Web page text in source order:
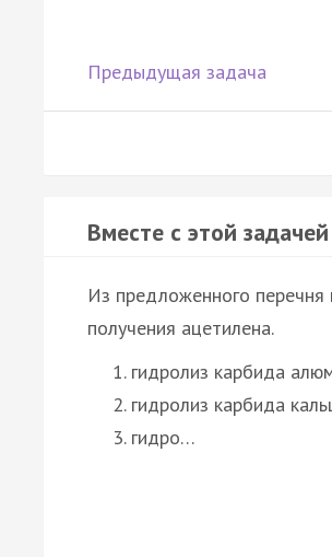
Предыдущая задача
Вместе с этой
Из предложенного перечня
получения ацетилена.
гидролиз карбида
гидролиз карбида
гидро…